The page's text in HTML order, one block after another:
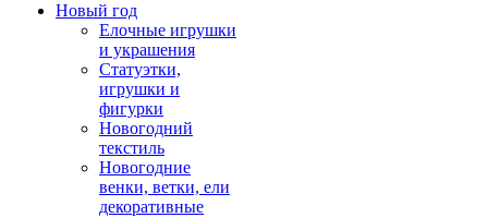
Новый год
Елочные игрушки
и украшения
Статуэтки,
игрушки и
фигурки
Новогодний
текстиль
Новогодние
венки, ветки, ели
декоративные